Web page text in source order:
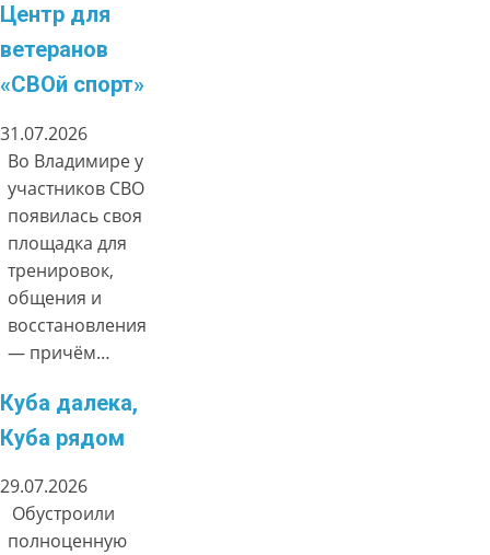
Центр для
ветеранов
«СВОй спорт»
31.07.2026
Во Владимире у
участников СВО
появилась своя
площадка для
тренировок,
общения и
восстановления
— причём…
Куба далека,
Куба рядом
29.07.2026
Обустроили
полноценную